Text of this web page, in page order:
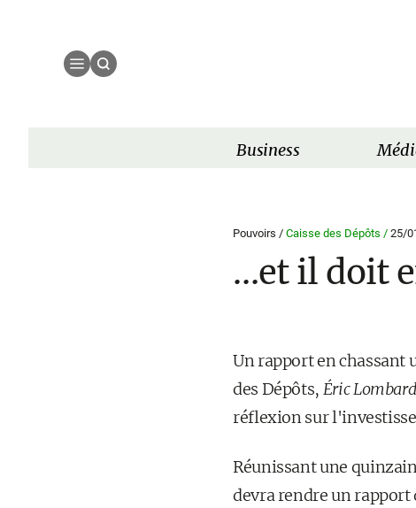
Business
Pouvoirs / Caisse des Dépôts / 25/
…et il doit
Un rapport en chassant
des Dépôts, Éric Lombard
réflexion sur
Réunissant une
devra rendre un rapport